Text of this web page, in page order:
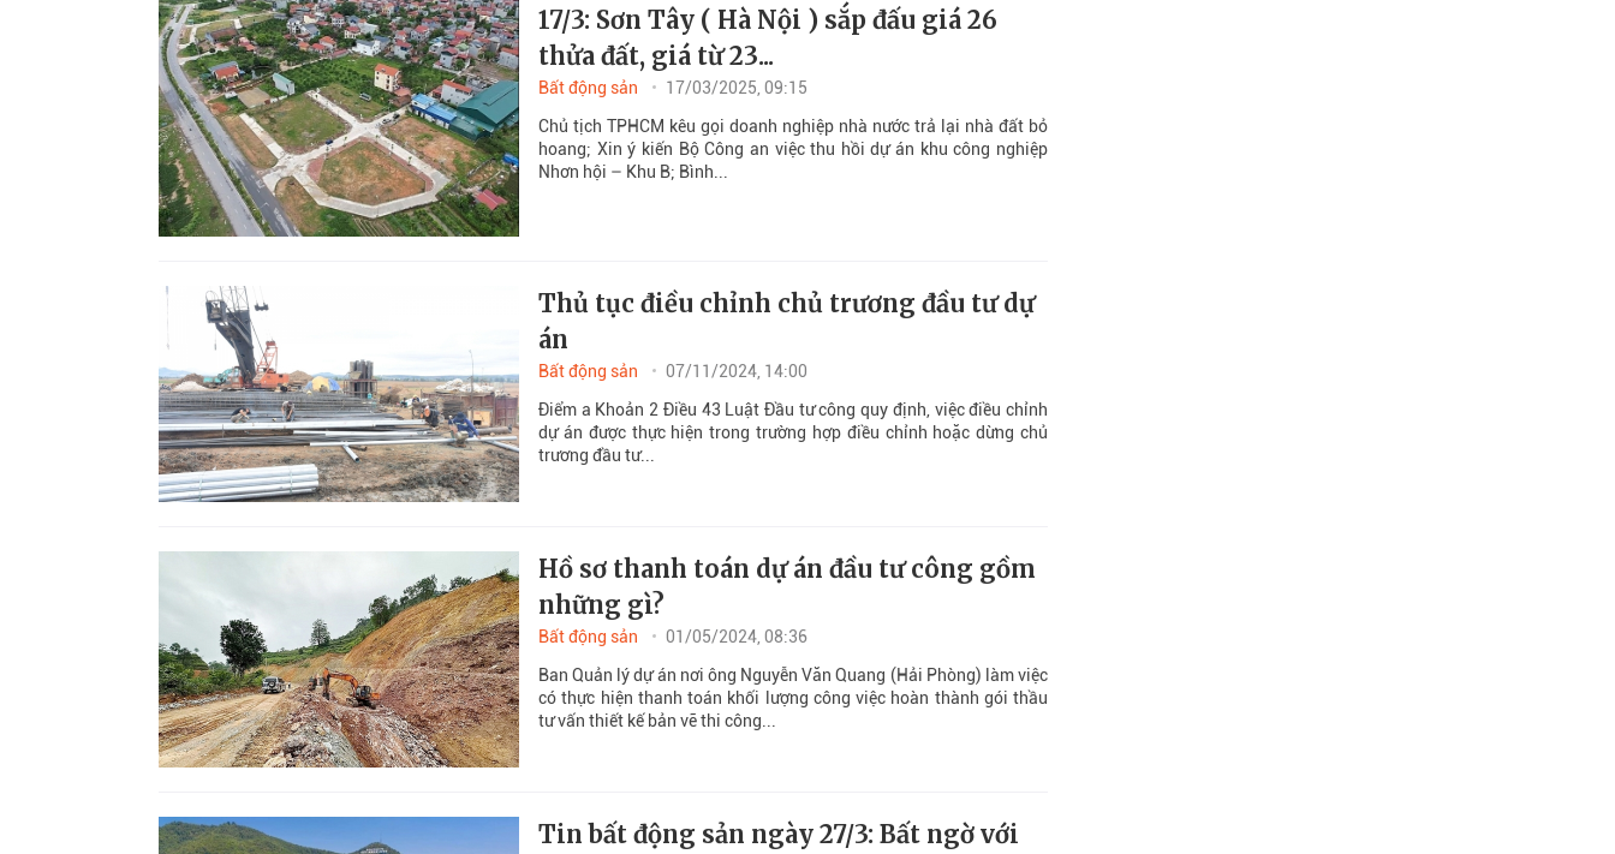
17/3: Sơn Tây ( Hà Nội ) sắp đấu giá 26
thửa đất, giá từ 23...
Bất động sản
17/03/2025, 09:15
Chủ tịch TPHCM kêu gọi doanh nghiệp nhà nước trả lại nhà đất bỏ
hoang; Xin ý kiến Bộ Công an việc thu hồi dự án khu công nghiệp
Nhơn hội – Khu B; Bình...
Thủ tục điều chỉnh chủ trương đầu tư dự
án
Bất động sản
07/11/2024, 14:00
Điểm a Khoản 2 Điều 43 Luật Đầu tư công quy định, việc điều chỉnh
dự án được thực hiện trong trường hợp điều chỉnh hoặc dừng chủ
trương đầu tư...
Hồ sơ thanh toán dự án đầu tư công gồm
những gì?
Bất động sản
01/05/2024, 08:36
Ban Quản lý dự án nơi ông Nguyễn Văn Quang (Hải Phòng) làm việc
có thực hiện thanh toán khối lượng công việc hoàn thành gói thầu
tư vấn thiết kế bản vẽ thi công...
Tin bất động sản ngày 27/3: Bất ngờ với